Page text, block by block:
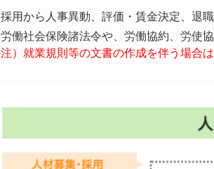
採用から人事異動、評価・賃金決定、退
労働社会保険諸法令や、労働協約、労使
注）就業規則等の文書の作成を伴う場合